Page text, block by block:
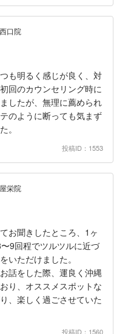
口院
も明るく感じが良く、対
回のカウンセリング時に
したが、無理に薦められ
のように断っても気まず
。
投稿ID：1553
栄院
お聞きしたところ、1ヶ
9回程でツルツルに近づ
いただけました。
話をした際、運良く沖縄
り、オススメスポットな
、楽しく過ごさせていた
投稿ID：1560